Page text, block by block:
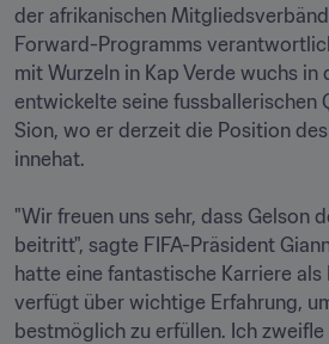
der afrikanischen
Forward-Programms
mit Wurzeln in Kap Verde wuchs in
entwickelte seine fussballerischen
Sion, wo er derzeit die Position
innehat.
"Wir freuen uns sehr, dass Gelson
beitritt", sagte FIFA-Präsident
hatte eine fantastische Karriere als
verfügt über wichtige Erfahrung,
bestmöglich zu erfüllen. Ich